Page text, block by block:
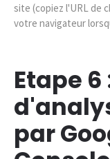
site (copiez l'URL de
votre navigateur
Etape 6
par